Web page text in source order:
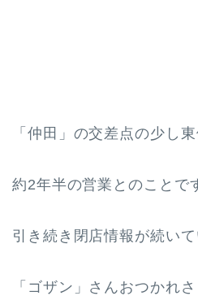
「仲田」の交差点の少し東
約2年半の営業とのことで
引き続き閉店情報が続いて
「ゴザン」さんおつかれ